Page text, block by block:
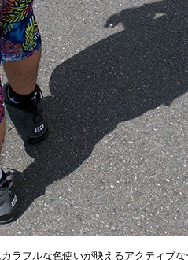
ラフルな色使いが映えるアクティブ